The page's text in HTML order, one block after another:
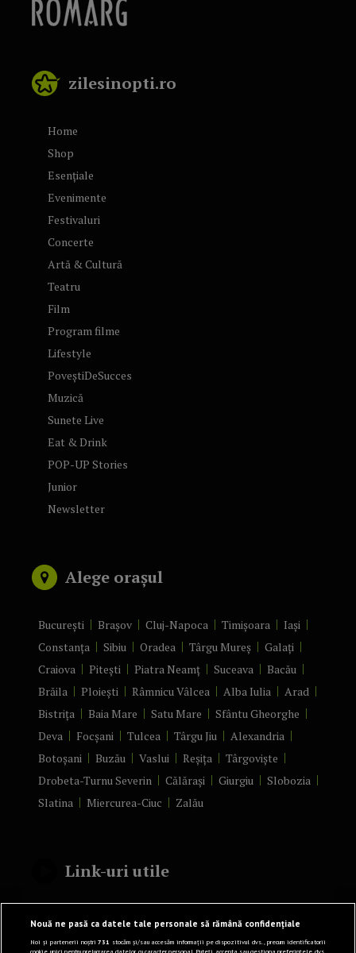
zilesinopti.ro
Home
Shop
Esențiale
Evenimente
Festivaluri
Concerte
Artă & Cultură
Teatru
Film
Program filme
Lifestyle
PoveștiDeSucces
Muzică
Sunete Live
Eat & Drink
POP-UP Stories
Junior
Newsletter
Alege orașul
București Brașov Cluj-Napoca Timișoara
Iași
Constanța
Sibiu Oradea Târgu Mureș
Galați
Craiova
Pitești Piatra Neamț Suceava
Bacău
Brăila
Ploiești Râmnicu Vâlcea Alba Iulia
Arad
Bistrița
Baia Mare Satu Mare
Sfântu Gheorghe
Deva
Focșani Tulcea Târgu Jiu
Alexandria
Botoșani
Buzău Vaslui Reșița
Târgoviște
Drobeta-Turnu Severin
Călărași Giurgiu
Slobozia
Slatina
Miercurea-Ciuc Zalău
Link-uri utile
Politică de confidențialitate
Termeni și Condiții
Nouă ne pasă ca datele tale personale să rămână confidențiale
Noi și partenerii noștri731 stocăm și/sau accesăm informații pe dispozitivul dvs., precum identificatorii
cookie unici pentru prelucrarea datelor cu caracter personal. Puteți accepta sau gestiona preferințele dvs.